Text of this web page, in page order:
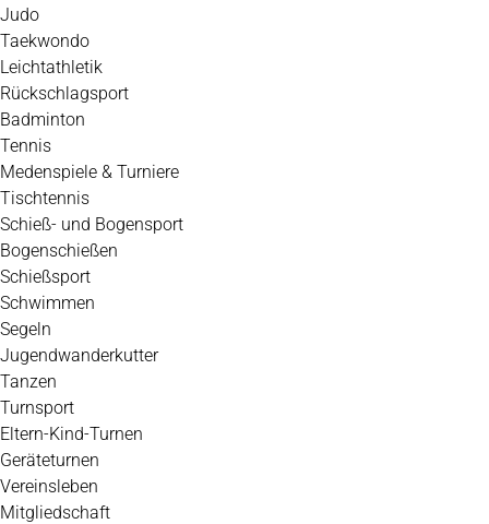
Judo
Taekwondo
Leichtathletik
Rückschlagsport
Badminton
Tennis
Medenspiele & Turniere
Tischtennis
Schieß- und Bogensport
Bogenschießen
Schießsport
Schwimmen
Segeln
Jugendwanderkutter
Tanzen
Turnsport
Eltern-Kind-Turnen
Geräteturnen
Vereinsleben
Mitgliedschaft